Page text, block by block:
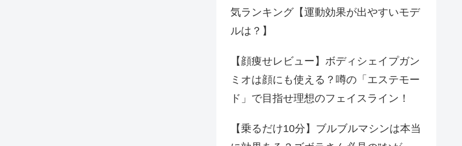
気ランキング【運動効果が出やすいモデ
ルは？】
【顔痩せレビュー】ボディシェイプガン
ミオは顔にも使える？噂の「エステモー
ド」で目指せ理想のフェイスライン！
【乗るだけ10分】ブルブルマシンは本当